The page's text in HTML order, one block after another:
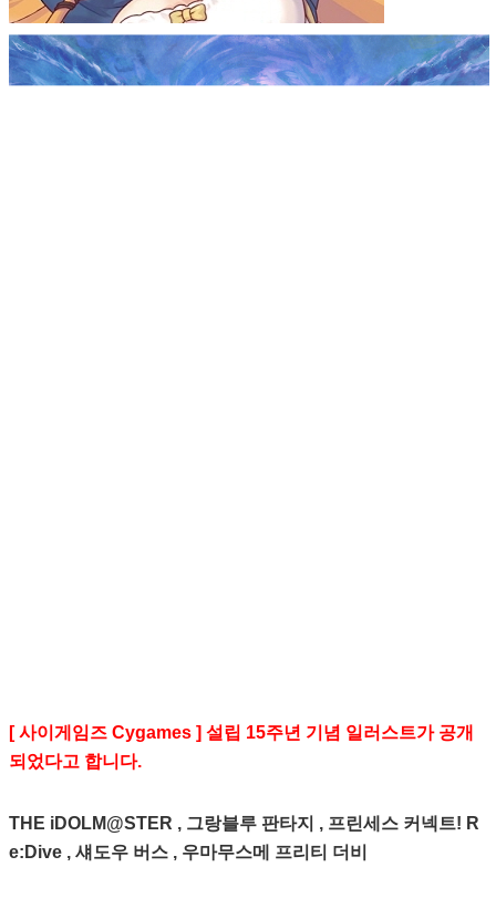
[ 사이게임즈 Cygames ] 설립 15주년 기념 일러스트가 공개
되었다고 합니다.
THE iDOLM@STER , 그랑블루 판타지 , 프린세스 커넥트! R
e:Dive , 섀도우 버스 , 우마무스메 프리티 더비